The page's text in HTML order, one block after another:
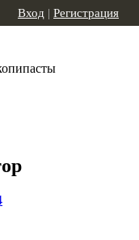
Вход | Регистрация